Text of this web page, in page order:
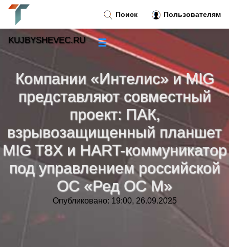
Компании «Интелис» и MIG
представляют совместный
проект: ПАК,
взрывозащищенный планшет
MIG T8Х и HART-коммуникатор
под управлением российской
ОС «Ред ОС М»
Опубликовано: 19:00, 26.09.2025
Поиск Пользователям
KUJBYSHEVEC.RU ☰
Тренды новостей
Правила»
Контакт